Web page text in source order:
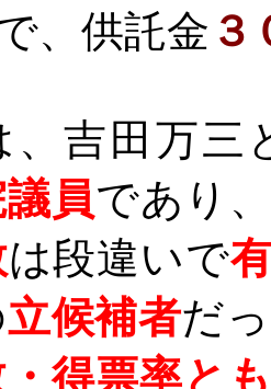
、供託金 ３
、吉田万三
員であり
は段違いで
立候補者だ
得票率と